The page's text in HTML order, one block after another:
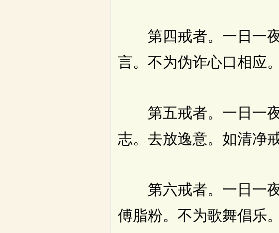
第四戒者。一日一夜
言。不为伪诈心口相应
第五戒者。一日一夜
志。去放逸意。如清净
第六戒者。一日一夜
傅脂粉。不为歌舞倡乐